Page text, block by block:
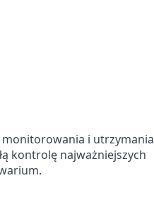
monitorowania i utrzymania
kontrolę najważniejszych